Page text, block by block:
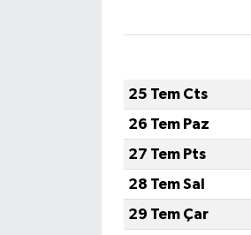
25 Tem Cts
26 Tem Paz
27 Tem Pts
28 Tem Sal
29 Tem Çar